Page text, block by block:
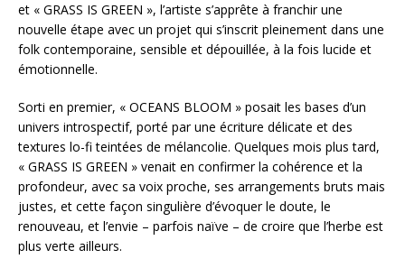
et « GRASS IS GREEN », l’artiste s’apprête à franchir une
nouvelle étape avec un projet qui s’inscrit pleinement dans une
folk contemporaine, sensible et dépouillée, à la fois lucide et
émotionnelle.
Sorti en premier, « OCEANS BLOOM » posait les bases d’un
univers introspectif, porté par une écriture délicate et des
textures lo-fi teintées de mélancolie. Quelques mois plus tard,
« GRASS IS GREEN » venait en confirmer la cohérence et la
profondeur, avec sa voix proche, ses arrangements bruts mais
justes, et cette façon singulière d’évoquer le doute, le
renouveau, et l’envie – parfois naïve – de croire que l’herbe est
plus verte ailleurs.